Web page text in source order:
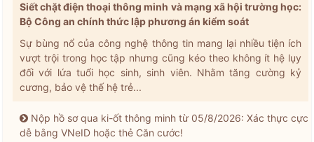
Siết chặt điện thoại thông minh và mạng xã hội trường học:
Bộ Công an chính thức lập phương án kiểm soát
Sự bùng nổ của công nghệ thông tin mang lại nhiều tiện ích
vượt trội trong học tập nhưng cũng kéo theo không ít hệ lụy
đối với lứa tuổi học sinh, sinh viên. Nhằm tăng cường kỷ
cương, bảo vệ thế hệ trẻ...
Nộp hồ sơ qua ki-ốt thông minh từ 05/8/2026: Xác thực cực
dễ bằng VNeID hoặc thẻ Căn cước!